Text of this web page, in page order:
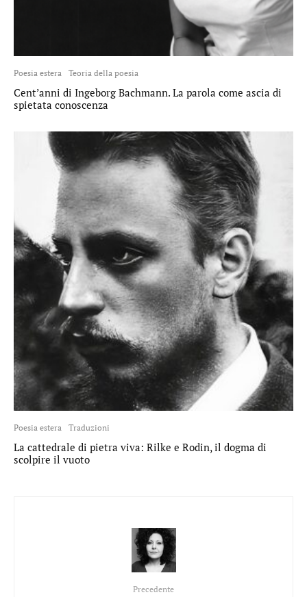
Poesia estera Teoria della poesia
Cent’anni di Ingeborg Bachmann. La parola come ascia di
spietata conoscenza
Poesia estera Traduzioni
La cattedrale di pietra viva: Rilke e Rodin, il dogma di
scolpire il vuoto
Precedente